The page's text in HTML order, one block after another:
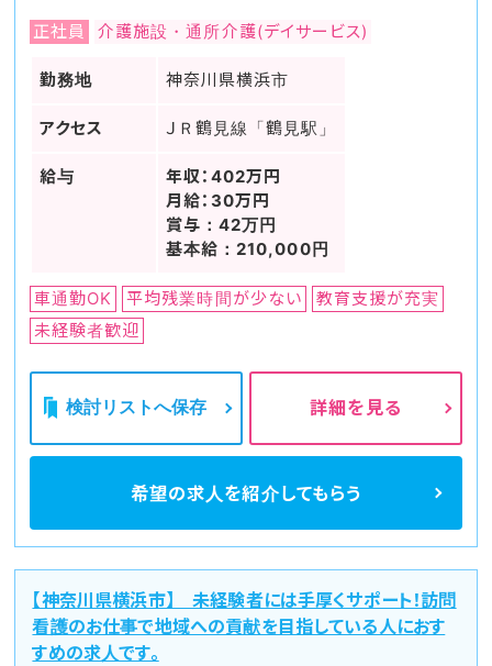
正社員 介護施設・通所介護(デイサービス)
勤務地 神奈川県横浜市
アクセス ＪＲ鶴見線「鶴見駅」
給与
年収：402万円
月給：30万円
賞与：42万円
基本給：210,000円
車通勤OK 平均残業時間が少ない
教育支援が充実
未経験者歓迎
検討リストへ保存 詳細を見る
希望の求人を紹介してもらう
【神奈川県横浜市】 未経験者には手厚くサポート！訪問
看護のお仕事で地域への貢献を目指している人におす
すめの求人です。